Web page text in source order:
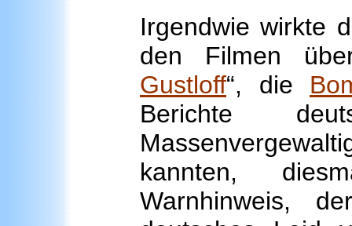
Irgendwie wirkte
den Filmen
Gustloff“, die
Berichte
kannten,
Warnhinweis,